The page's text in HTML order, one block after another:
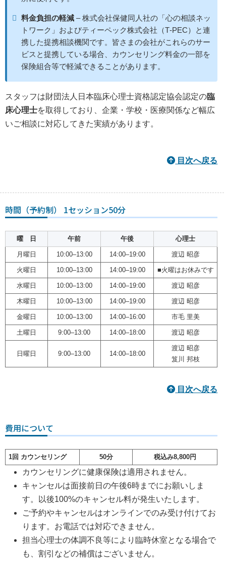
料金負担の軽減 – 株式会社保健同人社の「心の相談ネッ
トワーク」およびティーペック株式会社（T‑PEC）と連
携した提携相談機関です。皆さまの会社がこれらのサー
ビスと提携している場合、カウンセリング料金の一部を
保険組合等で軽減できることがあります。
スタッフは財団法人日本臨床心理士資格認定協会認定の臨
床心理士を取得しており、企業・学校・医療関係など幅広
いご相談に対応してきた実績があります。
目次へ戻る
時間（予約制） 1セッション50分
曜 日 午前 午後 心理士
月曜日 10:00–13:00 14:00–19:00 渡辺 昭彦
火曜日 10:00–13:00 14:00–19:00 ■火曜はお休みです
水曜日 10:00–13:00 14:00–19:00 渡辺 昭彦
木曜日 10:00–13:00 14:00–19:00 渡辺 昭彦
金曜日 10:00–13:00 14:00–16:00 市毛 里美
土曜日 9:00–13:00 14:00–18:00 渡辺 昭彦
日曜日 9:00–13:00 14:00–18:00
渡辺 昭彦
笈川 邦枝
目次へ戻る
費用について
1回 カウンセリング 50分 税込み8,800円
カウンセリングに健康保険は適用されません。
キャンセルは面接前日の午後6時までにお願いしま
す。以後100%のキャンセル料が発生いたします。
ご予約やキャンセルはオンラインでのみ受け付けてお
ります。お電話では対応できません。
担当心理士の体調不良等により臨時休室となる場合で
も、割引などの補償はございません。